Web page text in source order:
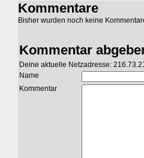
Kommentare
Bisher wurden noch keine
Kommentar
Deine aktuelle Netzadresse:
Name
Kommentar